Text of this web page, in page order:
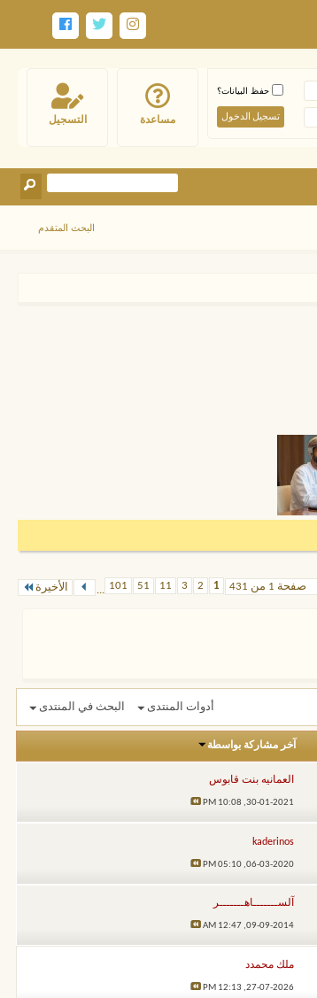
التسجيل مساعدة
حفظ البيانات؟
البحث المتقدم
صفحة 1 من 431 1
2
3
11
51
101
... الأخيرة
أدوات المنتدى البحث في المنتدى
آخر مشاركة بواسطة
العمانيه بنت قابوس
30-01-2021,
10:08 PM
kaderinos
06-03-2020,
05:10 PM
آلســـــــاهـــــــر
09-09-2014,
12:47 AM
ملك محمدد
27-07-2026,
12:13 PM